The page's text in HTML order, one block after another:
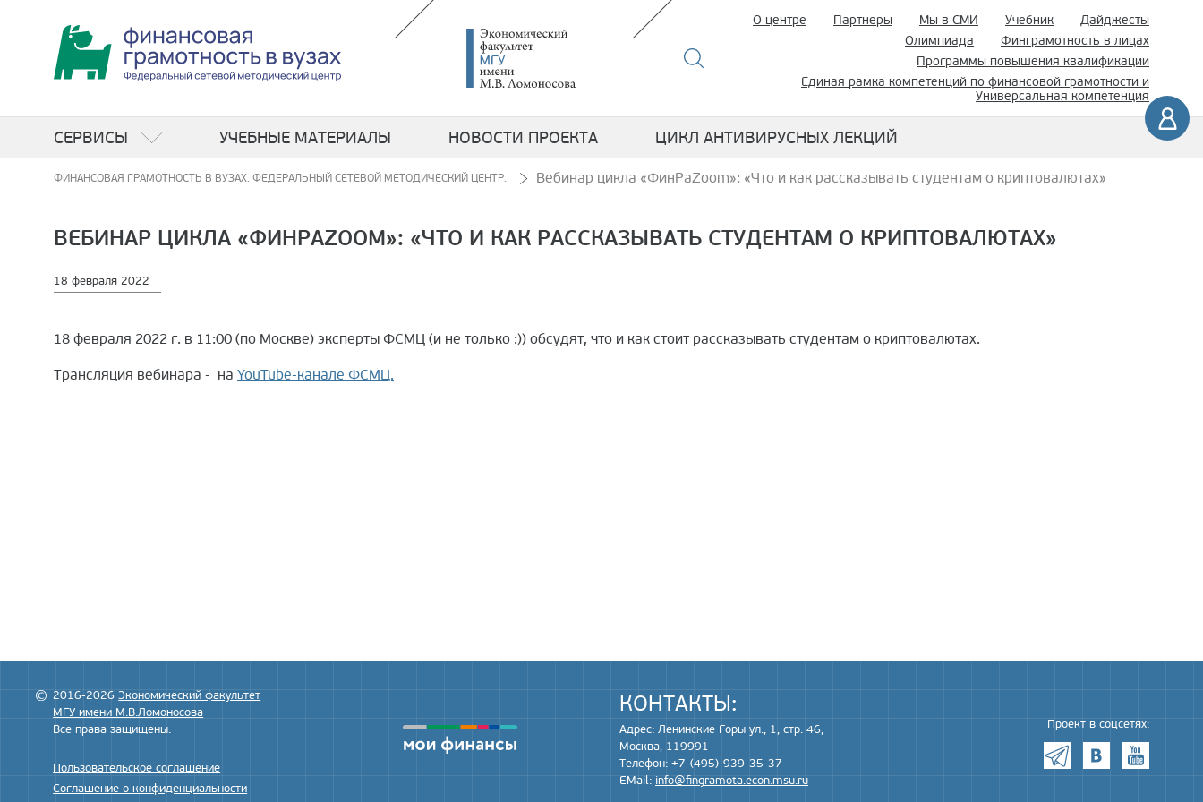
О центре Партнеры Мы в СМИ Учебник
Дайджесты
Олимпиада
Финграмотность в лицах
Программы повышения квалификации
Единая рамка компетенций по финансовой грамотности и
Универсальная компетенция
СЕРВИСЫ УЧЕБНЫЕ МАТЕРИАЛЫ НОВОСТИ ПРОЕКТА ЦИКЛ АНТИВИРУСНЫХ ЛЕКЦИЙ
ФИНАНСОВАЯ ГРАМОТНОСТЬ В ВУЗАХ. ФЕДЕРАЛЬНЫЙ СЕТЕВОЙ МЕТОДИЧЕСКИЙ ЦЕНТР. Вебинар цикла «ФинРаZoom»: «Что и как рассказывать студентам о криптовалютах»
ВЕБИНАР ЦИКЛА «ФИНРАZOOM»: «ЧТО И КАК РАССКАЗЫВАТЬ СТУДЕНТАМ О КРИПТОВАЛЮТАХ»
18 февраля 2022
18 февраля 2022 г. в 11:00 (по Москве) эксперты ФСМЦ (и не только :)) обсудят, что и как стоит рассказывать студентам о криптовалютах.
Трансляция вебинара - на YouTube-канале ФСМЦ.
2016-2026Экономический факультет
МГУ имени М.В.Ломоносова
Все права защищены.
Пользовательское соглашение
Соглашение о конфиденциальности
КОНТАКТЫ:
Адрес: Ленинские Горы ул., 1, стр. 46,
Москва, 119991
Телефон: +7-(495)-939-35-37
EMail: info@fingramota.econ.msu.ru
Проект в соцсетях: